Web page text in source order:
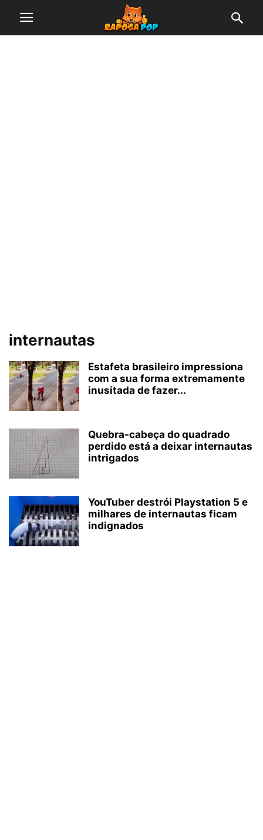
internautas
Estafeta brasileiro impressiona
com a sua forma extremamente
inusitada de fazer...
Quebra-cabeça do quadrado
perdido está a deixar internautas
intrigados
YouTuber destrói Playstation 5 e
milhares de internautas ficam
indignados